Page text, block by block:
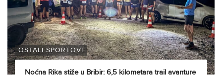
OSTALI SPORTOVI
Noćna Rika stiže u Bribir: 6,5 kilometara trail avanture